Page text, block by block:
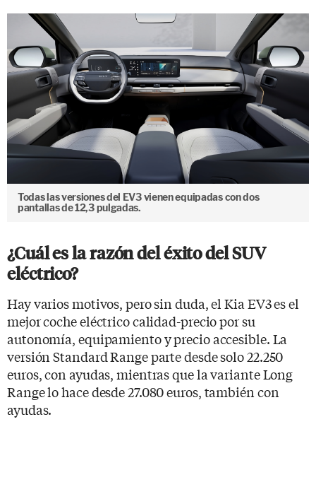
Todas las versiones del EV3 vienen equipadas con dos
pantallas de 12,3 pulgadas.
¿Cuál es la razón del éxito del SUV
eléctrico?
Hay varios motivos, pero sin duda, el Kia EV3 es el
mejor coche eléctrico calidad-precio por su
autonomía, equipamiento y precio accesible. La
versión Standard Range parte desde solo 22.250
euros, con ayudas, mientras que la variante Long
Range lo hace desde 27.080 euros, también con
ayudas.